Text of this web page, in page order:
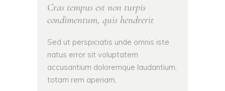
Cras tempus est non turpis
condimentum, quis hendrerit
Sed ut perspiciatis unde omnis iste
natus error sit voluptatem
accusantium doloremque laudantium,
totam rem aperiam,